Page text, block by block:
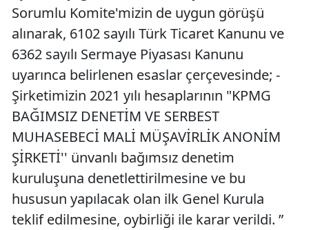
Sorumlu Komite'mizin de uygun görüşü
alınarak, 6102 sayılı Türk Ticaret Kanunu ve
6362 sayılı Sermaye Piyasası Kanunu
uyarınca belirlenen esaslar çerçevesinde; -
Şirketimizin 2021 yılı hesaplarının "KPMG
BAĞIMSIZ DENETİM VE SERBEST
MUHASEBECİ MALİ MÜŞAVİRLİK ANONİM
ŞİRKETİ'' ünvanlı bağımsız denetim
kuruluşuna denetlettirilmesine ve bu
hususun yapılacak olan ilk Genel Kurula
teklif edilmesine, oybirliği ile karar verildi. ”